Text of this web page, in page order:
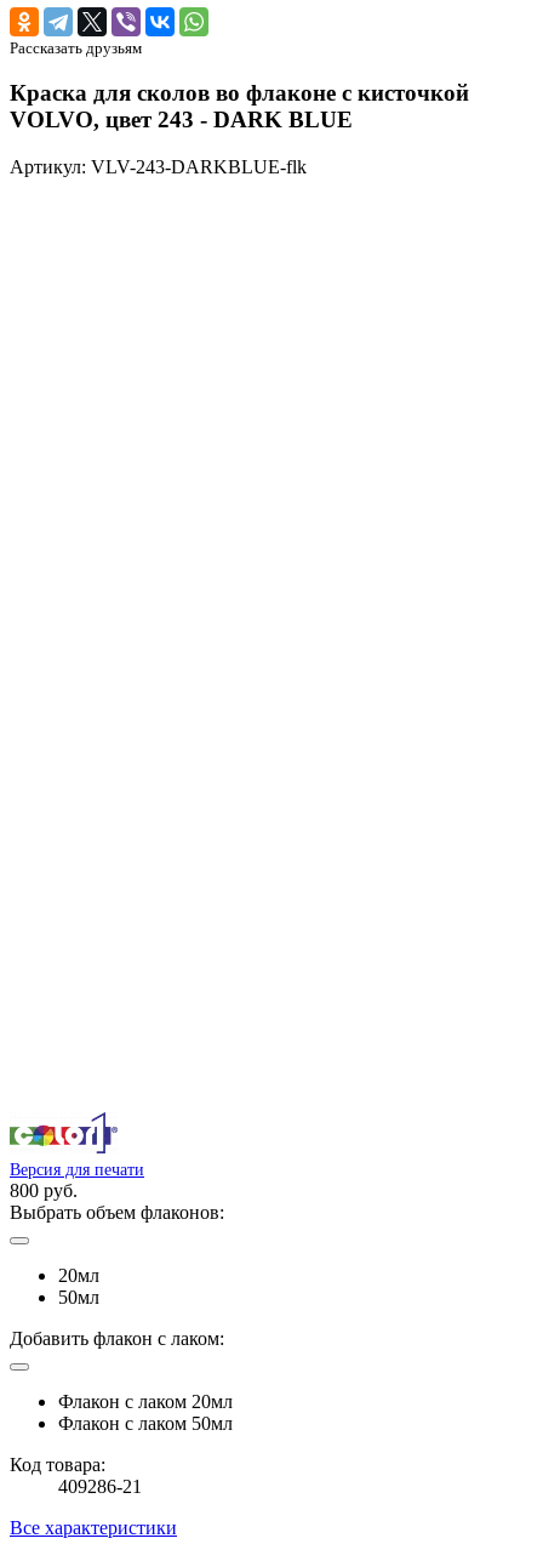
Рассказать друзьям
Краска для сколов во флаконе с кисточкой
VOLVO, цвет 243 - DARK BLUE
Артикул: VLV-243-DARKBLUE-flk
Версия для печати
800 руб.
Выбрать объем флаконов:
20мл
50мл
Добавить флакон с лаком:
Флакон с лаком 20мл
Флакон с лаком 50мл
Код товара:
409286-21
Все характеристики